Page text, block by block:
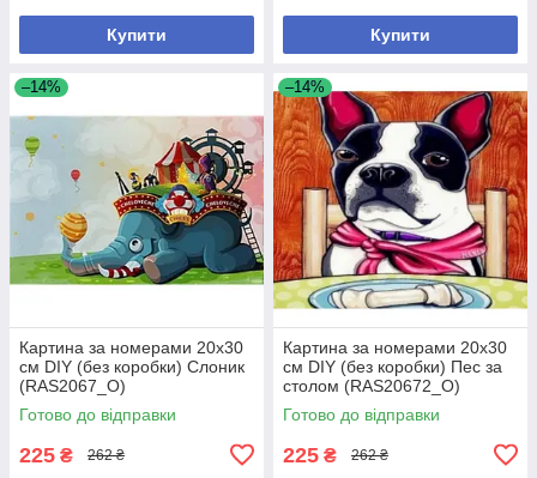
Купити Купити
–14%
Картина за номерами 20х30
см DIY (без коробки) Слоник
(RAS2067_O)
Готово до відправки
225 ₴ 262 ₴
–14%
Картина за номерами 20х30
см DIY (без коробки) Пес за
столом (RAS20672_O)
Готово до відправки
225 ₴ 262 ₴